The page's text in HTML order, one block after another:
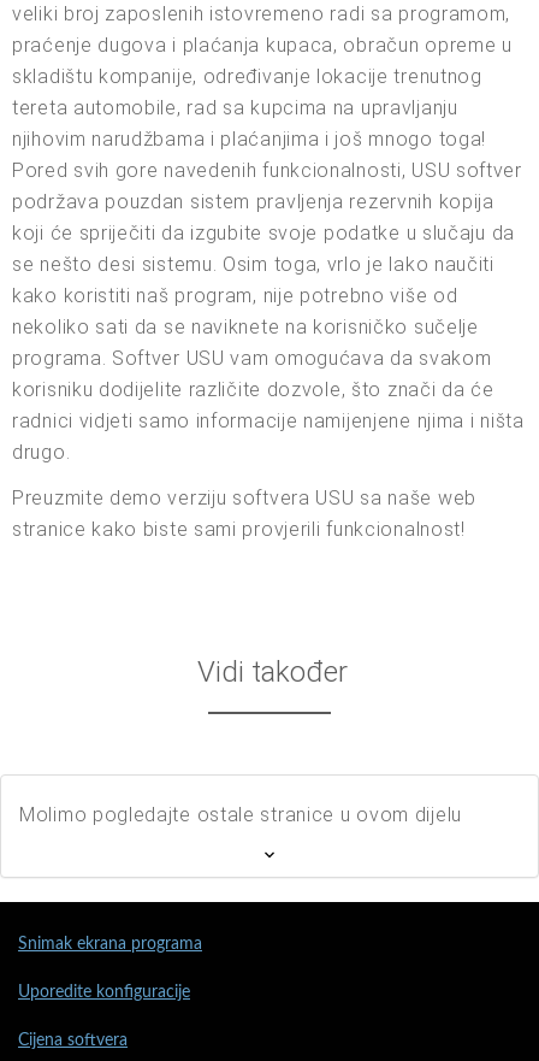
veliki broj zaposlenih istovremeno radi sa programom,
praćenje dugova i plaćanja kupaca, obračun opreme u
skladištu kompanije, određivanje lokacije trenutnog
tereta automobile, rad sa kupcima na upravljanju
njihovim narudžbama i plaćanjima i još mnogo toga!
Pored svih gore navedenih funkcionalnosti, USU softver
podržava pouzdan sistem pravljenja rezervnih kopija
koji će spriječiti da izgubite svoje podatke u slučaju da
se nešto desi sistemu. Osim toga, vrlo je lako naučiti
kako koristiti naš program, nije potrebno više od
nekoliko sati da se naviknete na korisničko sučelje
programa. Softver USU vam omogućava da svakom
korisniku dodijelite različite dozvole, što znači da će
radnici vidjeti samo informacije namijenjene njima i ništa
drugo.
Preuzmite demo verziju softvera USU sa naše web
stranice kako biste sami provjerili funkcionalnost!
Vidi također
Molimo pogledajte ostale stranice u ovom dijelu
Snimak ekrana programa
Uporedite konfiguracije
Cijena softvera